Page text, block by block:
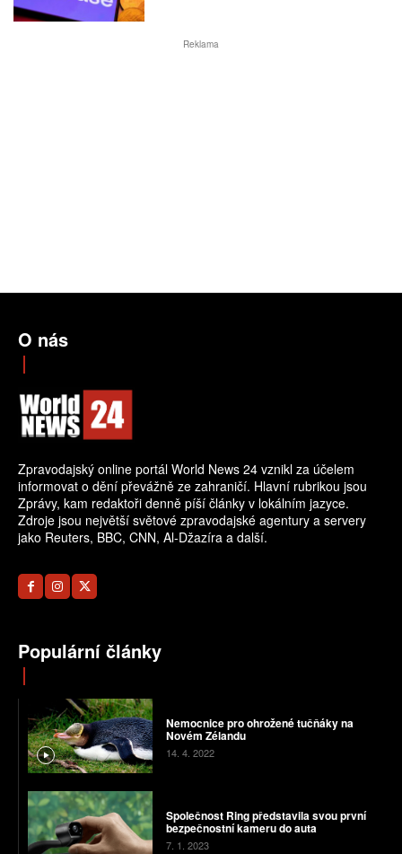
Reklama
O nás
Zpravodajský online portál World News 24 vznikl za účelem
informovat o dění převážně ze zahraničí. Hlavní rubrikou jsou
Zprávy, kam redaktoři denně píší články v lokálním jazyce.
Zdroje jsou největší světové zpravodajské agentury a servery
jako Reuters, BBC, CNN, Al-Džazíra a další.
Populární články
Nemocnice pro ohrožené tučňáky na
Novém Zélandu
14. 4. 2022
Společnost Ring představila svou první
bezpečnostní kameru do auta
7. 1. 2023